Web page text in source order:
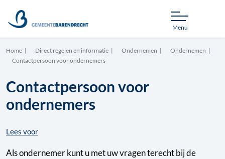
Menu
Home Direct regelen en informatie Ondernemen
Ondernemen
Contactpersoon voor ondernemers
Contactpersoon voor
ondernemers
Lees voor
Als ondernemer kunt u met uw vragen terecht bij de